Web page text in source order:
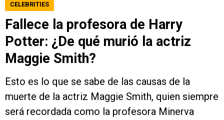
CELEBRITIES
Fallece la profesora de Harry
Potter: ¿De qué murió la actriz
Maggie Smith?
Esto es lo que se sabe de las causas de la
muerte de la actriz Maggie Smith, quien siempre
será recordada como la profesora Minerva